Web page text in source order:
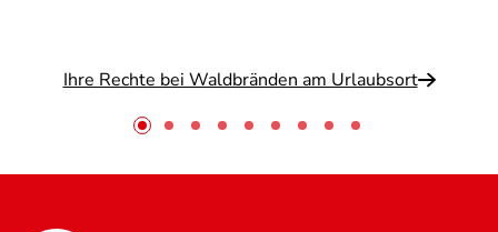
Ihre Rechte bei Waldbränden am Urlaubsort